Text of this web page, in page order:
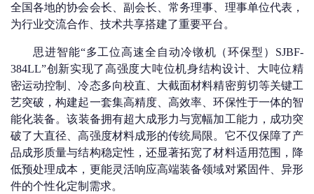
全国各地的协会会长、副会长、常务理事、理事单位代表，
为行业交流合作、技术共享搭建了重要平台。
思进智能“多工位高速全自动冷镦机（环保型） SJBF-
384LL”创新实现了高强度大吨位机身结构设计、大吨位精
密运动控制、冷态多向校直、大截面材料精密剪切等关键工
艺突破，构建起一套集高精度、高效率、环保性于一体的智
能化装备。该装备拥有超大成形力与宽幅加工能力，成功突
破了大直径、高强度材料成形的传统局限。它不仅保障了产
品成形质量与结构稳定性，还显著拓宽了材料适用范围，降
低预处理成本，更能灵活响应高端装备领域对紧固件、异形
件的个性化定制需求。